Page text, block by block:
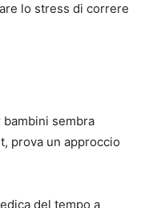
lo stress di correre
sembra
prova un approccio
del tempo a